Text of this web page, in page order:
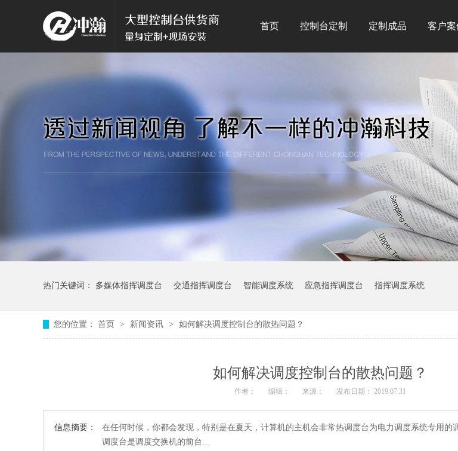
首页 控制台定制 定制成品 客户案
热门关键词： 多媒体指挥调度台 交通指挥调度台 智能调度系统 应急指挥调度台 指挥调度系统
您的位置： 首页 > 新闻资讯 > 如何解决调度控制台的散热问题？
如何解决调度控制台的散热问题？
作者： 编辑： 来源： 发布日期： 2019.07.31
信息摘要：
在任何时候，你都会发现，特别是在夏天，计算机的主机会非常热调度台为电力调度系统专用的
调度台是调度交换机的前台…